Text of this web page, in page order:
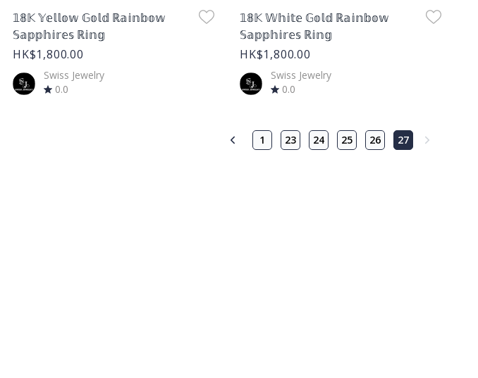
𝟙𝟠𝕂 𝕐𝕖𝕝𝕝𝕠𝕨 𝔾𝕠𝕝𝕕 ℝ𝕒𝕚𝕟𝕓𝕠𝕨
𝕊𝕒𝕡𝕡𝕙𝕚𝕣𝕖𝕤 ℝ𝕚𝕟𝕘
HK$1,800.00
Swiss Jewelry
0.0
𝟙𝟠𝕂 𝕎𝕙𝕚𝕥𝕖 𝔾𝕠𝕝𝕕 ℝ𝕒𝕚𝕟𝕓𝕠𝕨
𝕊𝕒𝕡𝕡𝕙𝕚𝕣𝕖𝕤 ℝ𝕚𝕟𝕘
HK$1,800.00
Swiss Jewelry
0.0
1 23 24 25 26 27